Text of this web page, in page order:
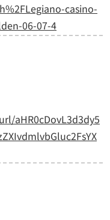
casino-
06-07-4
aHR0cDovL3d3dy5